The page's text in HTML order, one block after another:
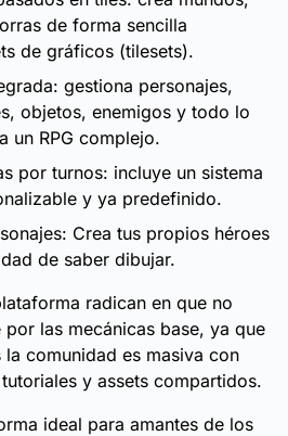
de forma sencilla
de gráficos (tilesets).
gestiona personajes,
objetos, enemigos y todo lo
un RPG complejo.
por turnos: incluye un sistema
y ya predefinido.
Crea tus propios héroes
de saber dibujar.
radican en que no
las mecánicas base, ya que
la comunidad es masiva con
y assets compartidos.
ideal para amantes de los